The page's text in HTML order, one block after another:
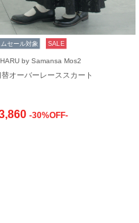
ムセール対象 SALE
by Samansa Mos2
オーバーレーススカート
-30%OFF-